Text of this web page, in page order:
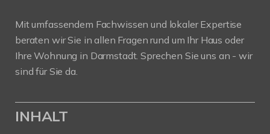
Mit umfassendem Fachwissen und lokaler Expertise
beraten wir Sie in allen Fragen rund um Ihr Haus oder
Ihre Wohnung in Darmstadt. Sprechen Sie uns an - wir
sind für Sie da.
INHALT